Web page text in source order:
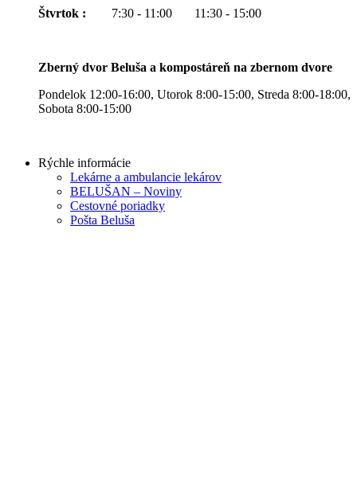
Štvrtok : 7:30 - 11:00 11:30 - 15:00
Zberný dvor Beluša a kompostáreň na zbernom dvore
Pondelok 12:00-16:00, Utorok 8:00-15:00, Streda 8:00-18:00,
Sobota 8:00-15:00
Rýchle informácie
Lekárne a ambulancie lekárov
BELUŠAN – Noviny
Cestovné poriadky
Pošta Beluša